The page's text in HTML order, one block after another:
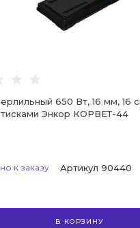
650 Вт, 16 мм, 16
Энкор КОРВЕТ-44
к заказу Артикул 90440
В КОРЗИНУ